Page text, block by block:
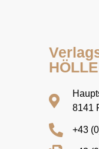
8141
+43